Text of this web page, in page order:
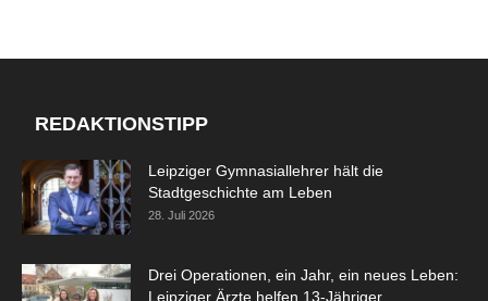
REDAKTIONSTIPP
Leipziger Gymnasiallehrer hält die
Stadtgeschichte am Leben
28. Juli 2026
Drei Operationen, ein Jahr, ein neues Leben:
Leipziger Ärzte helfen 13-Jähriger...